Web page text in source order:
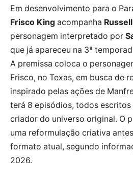
Em desenvolvimento para o
Frisco King acompanha
personagem interpretado por
que já apareceu na 3ª
A premissa coloca o
Frisco, no Texas, em busca de
inspirado pelas ações de
terá 8 episódios, todos escritos
criador do universo original. O
uma reformulação criativa
formato atual, segundo
2026.